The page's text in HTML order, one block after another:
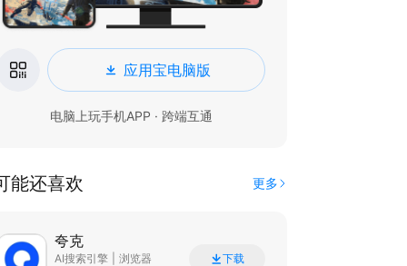
应用宝电脑版
电脑上玩手机APP · 跨端互通
能还喜欢 更多
夸克
AI搜索引擎
浏览器
下载